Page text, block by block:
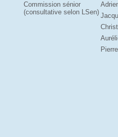
Commission sénior
(consultative selon LSen)